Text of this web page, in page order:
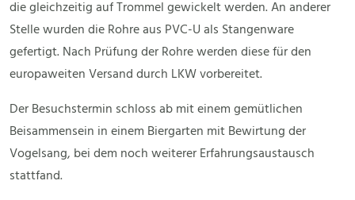
die gleichzeitig auf Trommel gewickelt werden. An anderer
Stelle wurden die Rohre aus PVC-U als Stangenware
gefertigt. Nach Prüfung der Rohre werden diese für den
europaweiten Versand durch LKW vorbereitet.
Der Besuchstermin schloss ab mit einem gemütlichen
Beisammensein in einem Biergarten mit Bewirtung der
Vogelsang, bei dem noch weiterer Erfahrungsaustausch
stattfand.